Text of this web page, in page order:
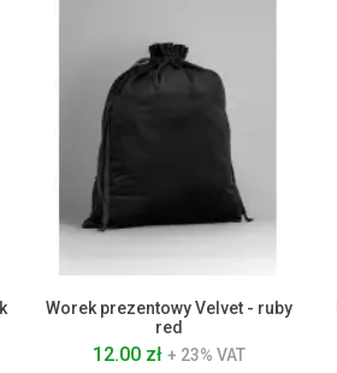
Worek prezentowy Velvet - ruby
red
12.00 zł + 23% VAT